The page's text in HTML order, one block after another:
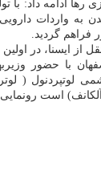
ادامه داد: با
به واردات
فراهم گردید.
از ایسنا، در
با حضور
لوتپردنول (